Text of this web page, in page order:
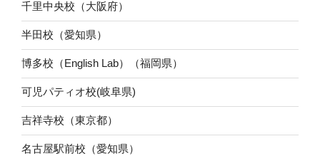
千里中央校（大阪府）
半田校（愛知県）
博多校（English Lab）（福岡県）
可児パティオ校(岐阜県)
吉祥寺校（東京都）
名古屋駅前校（愛知県）